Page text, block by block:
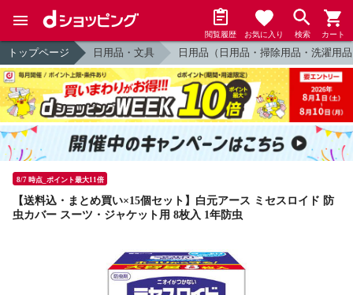
閲覧履歴 お気に入り 検索 カート
トップページ 日用品・文具 日用品（日用品・掃除用品・洗濯用
8/7 時点_ポイント最大11倍
【送料込・まとめ買い×15個セット】白元アース ミセスロイド 防
虫カバー スーツ・ジャケット用 8枚入 1年防虫